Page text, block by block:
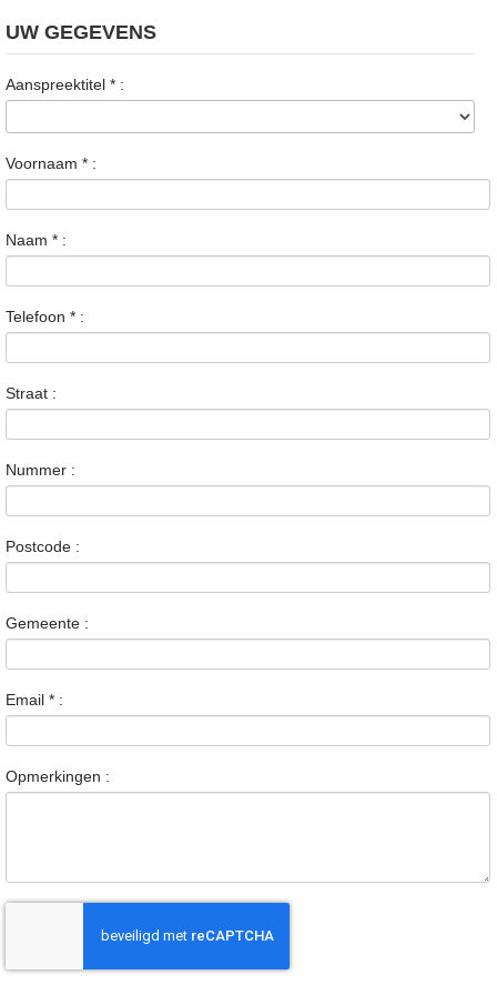
UW GEGEVENS
Aanspreektitel * :
Voornaam * :
Naam * :
Telefoon * :
Straat :
Nummer :
Postcode :
Gemeente :
Email * :
Opmerkingen :